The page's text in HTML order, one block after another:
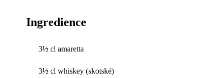
Ingredience
3½ cl amaretta
3½ cl whiskey (skotské)